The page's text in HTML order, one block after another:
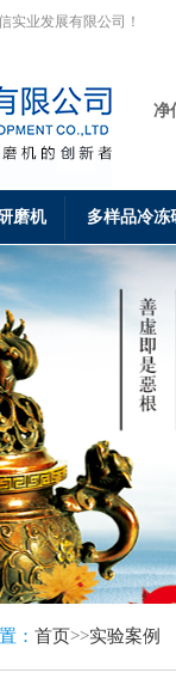
实业发展有限公司！
净
磨机 多样品冷冻
： 首页>>实验案例